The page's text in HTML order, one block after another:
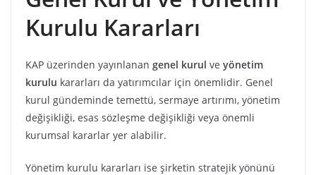
Kurulu Kararları
KAP üzerinden yayınlanan genel kurul ve yönetim
kurulu kararları da yatırımcılar için önemlidir. Genel
kurul gündeminde temettü, sermaye artırımı, yönetim
değişikliği, esas sözleşme değişikliği veya önemli
kurumsal kararlar yer alabilir.
Yönetim kurulu kararları ise şirketin stratejik yönünü